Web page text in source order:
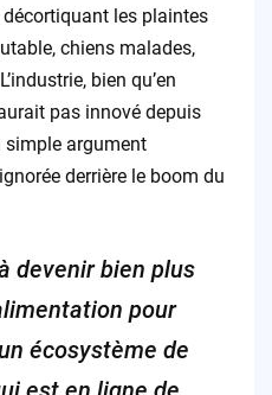
les plaintes
chiens malades,
bien qu’en
pas innové depuis
simple argument
derrière le boom du
devenir bien plus
pour
écosystème de